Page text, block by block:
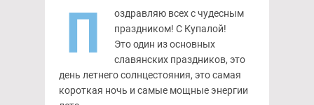
П
оздравляю всех с чудесным
праздником! С Купалой!
Это один из основных
славянских праздников, это
день летнего солнцестояния, это самая
короткая ночь и самые мощные энергии